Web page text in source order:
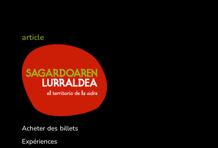
article
Acheter des billets
Expériences